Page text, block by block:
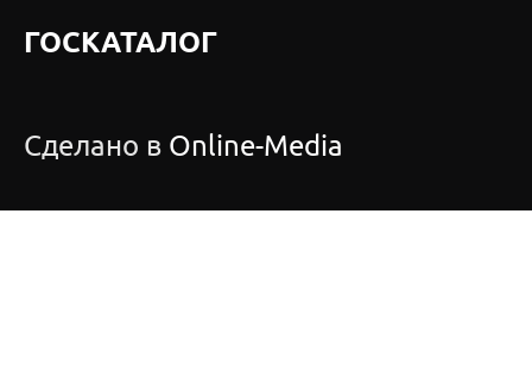
ГОСКАТАЛОГ
Сделано в Online-Media